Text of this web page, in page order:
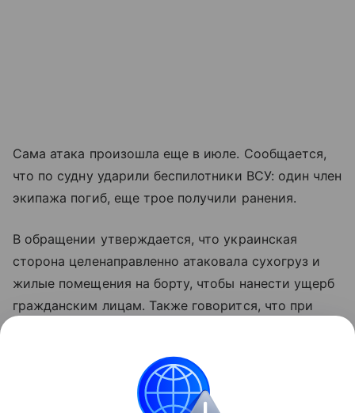
Сама атака произошла еще в июле. Сообщается,
что по судну ударили беспилотники ВСУ: один член
экипажа погиб, еще трое получили ранения.
В обращении утверждается, что украинская
сторона целенаправленно атаковала сухогруз и
жилые помещения на борту, чтобы нанести ущерб
гражданским лицам. Также говорится, что при
Sari продолжил движение и дошел до Трабзона.